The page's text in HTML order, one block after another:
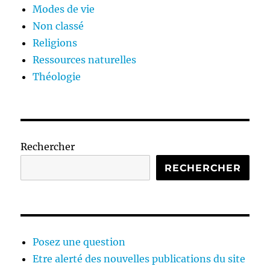
Modes de vie
Non classé
Religions
Ressources naturelles
Théologie
Rechercher
RECHERCHER
Posez une question
Etre alerté des nouvelles publications du site